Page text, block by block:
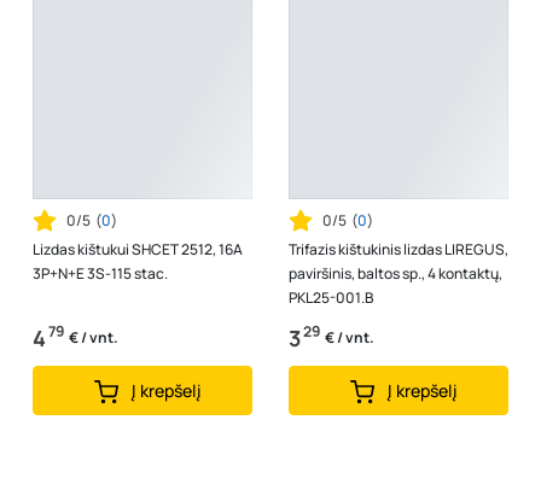
0/5 (0)
Lizdas kištukui SHCET 2512, 16A
3P+N+E 3S-115 stac.
479 € / vnt.
Į krepšelį
0/5 (0)
Trifazis kištukinis lizdas LIREGUS,
paviršinis, baltos sp., 4 kontaktų,
PKL25-001.B
329 € / vnt.
Į krepšelį